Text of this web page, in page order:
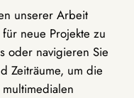
unserer Arbeit
neue Projekte zu
oder navigieren Sie
Zeiträume, um die